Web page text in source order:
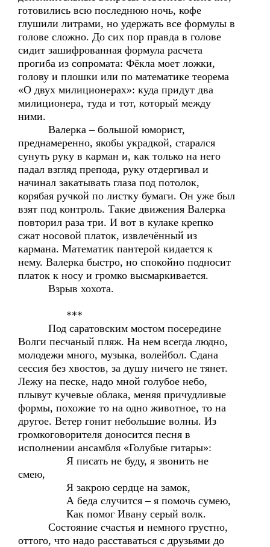
готовились всю последнюю ночь, кофе
глушили литрами, но удержать все формулы в
голове сложно. До сих пор правда в голове
сидит зашифрованная формула расчета
прогиба из сопромата: Фёкла моет ложки,
голову и плошки или по математике теорема
«О двух милиционерах»: куда придут два
милиционера, туда и тот, который между
ними.
Валерка – большой юморист,
преднамеренно, якобы украдкой, старался
сунуть руку в карман и, как только на него
падал взгляд препода, руку отдергивал и
начинал закатывать глаза под потолок,
корябая ручкой по листку бумаги. Он уже был
взят под контроль. Такие движения Валерка
повторил раза три. И вот в кулаке крепко
сжат носовой платок, извлечённый из
кармана. Математик пантерой кидается к
нему. Валерка быстро, но спокойно подносит
платок к носу и громко высмаркивается.
Взрыв хохота.
***
Под саратовским мостом посередине
Волги песчаный пляж. На нем всегда людно,
молодежи много, музыка, волейбол. Сдана
сессия без хвостов, за душу ничего не тянет.
Лежу на песке, надо мной голубое небо,
плывут кучевые облака, меняя причудливые
формы, похожие то на одно животное, то на
другое. Ветер гонит небольшие волны. Из
громкоговорителя доносится песня в
исполнении ансамбля «Голубые гитары»:
Я писать не буду, я звонить не
смею,
Я закрою сердце на замок,
А беда случится – я помочь сумею,
Как помог Ивану серый волк.
Состояние счастья и немного грустно,
оттого, что надо расставаться с друзьями до